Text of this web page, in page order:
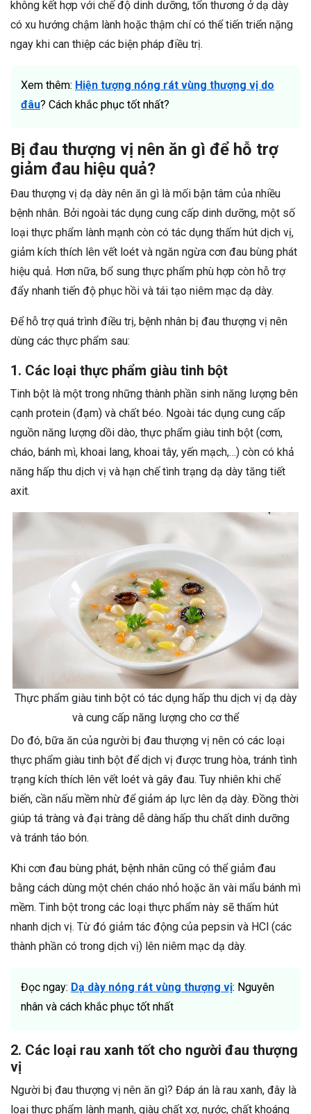
không kết hợp với chế độ dinh dưỡng, tổn thương ở dạ dày
có xu hướng chậm lành hoặc thậm chí có thể tiến triển nặng
ngay khi can thiệp các biện pháp điều trị.
Xem thêm: Hiện tượng nóng rát vùng thượng vị do
đâu? Cách khắc phục tốt nhất?
Bị đau thượng vị nên ăn gì để hỗ trợ
giảm đau hiệu quả?
Đau thượng vị dạ dày nên ăn gì là mối bận tâm của nhiều
bệnh nhân. Bởi ngoài tác dụng cung cấp dinh dưỡng, một số
loại thực phẩm lành mạnh còn có tác dụng thấm hút dịch vị,
giảm kích thích lên vết loét và ngăn ngừa cơn đau bùng phát
hiệu quả. Hơn nữa, bổ sung thực phẩm phù hợp còn hỗ trợ
đẩy nhanh tiến độ phục hồi và tái tạo niêm mạc dạ dày.
Để hỗ trợ quá trình điều trị, bệnh nhân bị đau thượng vị nên
dùng các thực phẩm sau:
1. Các loại thực phẩm giàu tinh bột
Tinh bột là một trong những thành phần sinh năng lượng bên
cạnh protein (đạm) và chất béo. Ngoài tác dụng cung cấp
nguồn năng lượng dồi dào, thực phẩm giàu tinh bột (cơm,
cháo, bánh mì, khoai lang, khoai tây, yến mạch,…) còn có khả
năng hấp thu dịch vị và hạn chế tình trạng dạ dày tăng tiết
axit.
Thực phẩm giàu tinh bột có tác dụng hấp thu dịch vị dạ dày
và cung cấp năng lượng cho cơ thể
Do đó, bữa ăn của người bị đau thượng vị nên có các loại
thực phẩm giàu tinh bột để dịch vị được trung hòa, tránh tình
trạng kích thích lên vết loét và gây đau. Tuy nhiên khi chế
biến, cần nấu mềm nhừ để giảm áp lực lên dạ dày. Đồng thời
giúp tá tràng và đại tràng dễ dàng hấp thu chất dinh dưỡng
và tránh táo bón.
Khi cơn đau bùng phát, bệnh nhân cũng có thể giảm đau
bằng cách dùng một chén cháo nhỏ hoặc ăn vài mẩu bánh mì
mềm. Tinh bột trong các loại thực phẩm này sẽ thấm hút
nhanh dịch vị. Từ đó giảm tác động của pepsin và HCl (các
thành phần có trong dịch vị) lên niêm mạc dạ dày.
Đọc ngay: Dạ dày nóng rát vùng thượng vị: Nguyên
nhân và cách khắc phục tốt nhất
2. Các loại rau xanh tốt cho người đau thượng
vị
Người bị đau thượng vị nên ăn gì? Đáp án là rau xanh, đây là
loại thực phẩm lành mạnh, giàu chất xơ, nước, chất khoáng